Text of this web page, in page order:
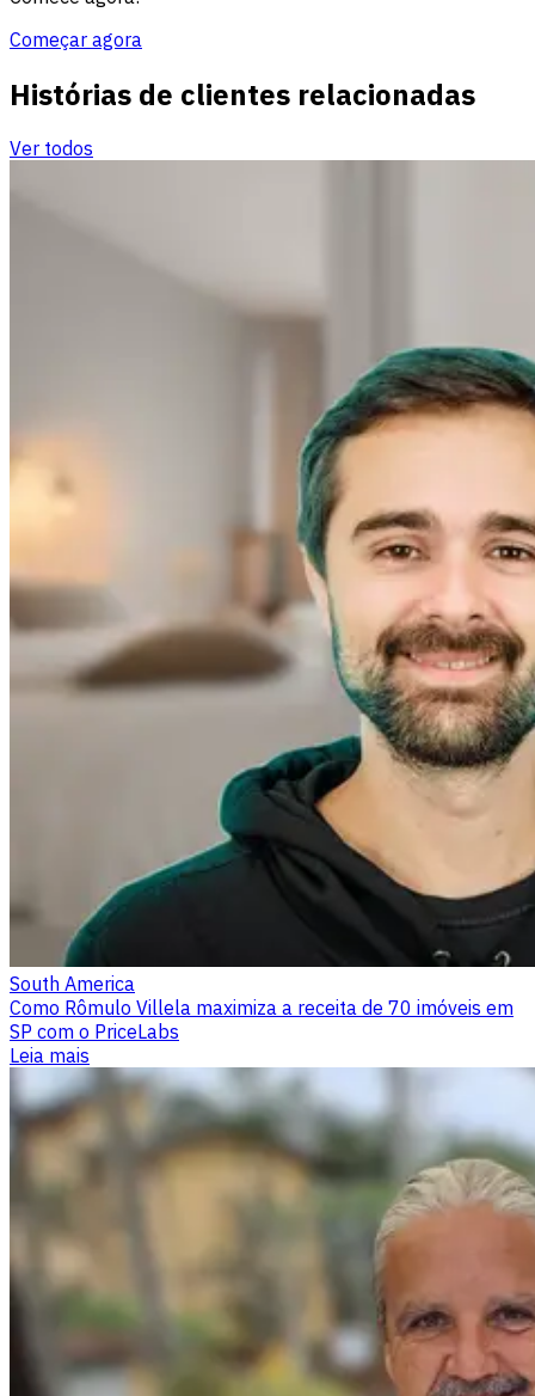
Começar agora
Histórias de clientes relacionadas
Ver todos
South America
Como Rômulo Villela maximiza a receita de 70 imóveis em
SP com o PriceLabs
Leia mais